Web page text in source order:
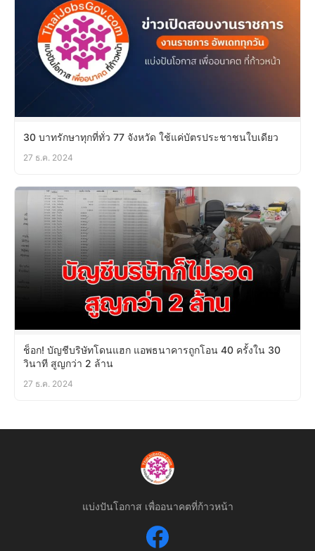
30 บาทรักษาทุกที่ทั่ว 77 จังหวัด ใช้แค่บัตรประชาชนใบเดียว
27 ธ.ค. 2024
ช็อก! บัญชีบริษัทโดนแฮก แอพธนาคารถูกโอน 40 ครั้งใน 30
วินาที สูญกว่า 2 ล้าน
27 ธ.ค. 2024
แบ่งปันโอกาส เพื่ออนาคตที่ก้าวหน้า